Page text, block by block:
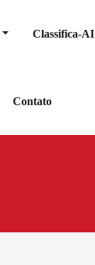
Classifica-AI
Contato